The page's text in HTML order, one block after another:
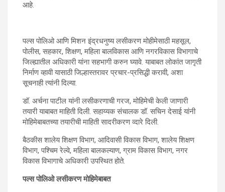
आहे.
पल्स पोलिओ आणि मिशन इंद्रधनुष्य लसीकरण मोहीमेसाठी महसूल,
पोलीस, सहकार, शिक्षण, महिला बालविकास आणि नगरविकास विभागाचे
जिल्ह्यातील अधिकारी यांना सहभागी करुन घ्यावे. याबाबत लोकांत जागृती
निर्माण व्हावी यासाठी जिल्हास्तरावर प्रचार-प्रसिद्धी करावी, अशा
सूचनाही त्यांनी दिल्या.
डॉ. अर्चना पाटील यांनी लसीकरणाची गरज, मोहिमेची केली जाणारी
तयारी याबाबत माहिती दिली. सहाय्यक संचालक डॉ. सचिन देसाई यांनी
मोहिमेबाबतच्या तयारीची माहिती सादरीकरण व्दारे दिली.
बैठकीस शालेय शिक्षण विभाग, आदिवासी विकास विभाग, शालेय शिक्षण
विभाग, पश्चिम रेल्वे, महिला बालकल्याण, ग्राम विकास विभाग, नगर
विकास विभागाचे अधिकारी उपस्थित होते.
पल्स पोलिओ लसीकरण मोहिमेबाबत